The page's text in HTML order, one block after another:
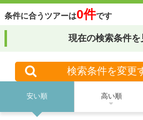
条件に合うツアーは0件です
現在の検索条件を
検索条件を変更
安い順 高い順